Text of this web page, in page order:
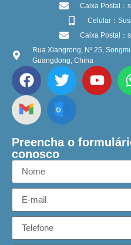
Caixa Postal：
Celular：
Caixa Postal：
Rua Xiangrong, Nº 25,
Guangdong, China
Preencha o
conosco